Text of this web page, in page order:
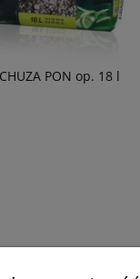
PON op. 18 l